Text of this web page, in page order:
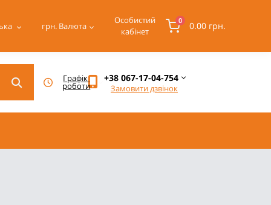
грн. Валюта
Особистий
кабінет
0 0.00 грн.
Графік
роботи
+38 067-17-04-754
Замовити дзвінок